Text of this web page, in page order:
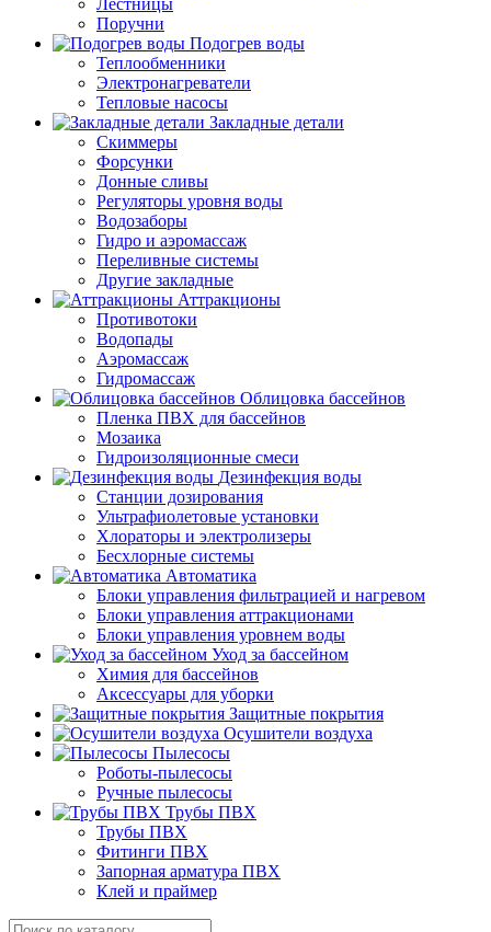
Лестницы
Поручни
Подогрев воды
Теплообменники
Электронагреватели
Тепловые насосы
Закладные детали
Скиммеры
Форсунки
Донные сливы
Регуляторы уровня воды
Водозаборы
Гидро и аэромассаж
Переливные системы
Другие закладные
Аттракционы
Противотоки
Водопады
Аэромассаж
Гидромассаж
Облицовка бассейнов
Пленка ПВХ для бассейнов
Мозаика
Гидроизоляционные смеси
Дезинфекция воды
Станции дозирования
Ультрафиолетовые установки
Хлораторы и электролизеры
Бесхлорные системы
Автоматика
Блоки управления фильтрацией и нагревом
Блоки управления аттракционами
Блоки управления уровнем воды
Уход за бассейном
Химия для бассейнов
Аксессуары для уборки
Защитные покрытия
Осушители воздуха
Пылесосы
Роботы-пылесосы
Ручные пылесосы
Трубы ПВХ
Трубы ПВХ
Фитинги ПВХ
Запорная арматура ПВХ
Клей и праймер